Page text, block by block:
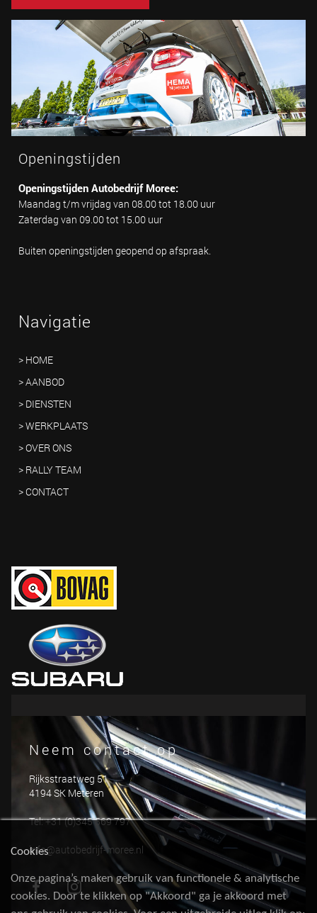
Openingstijden
Openingstijden Autobedrijf Moree:
Maandag t/m vrijdag van 08.00 tot 18.00 uur
Zaterdag van 09.00 tot 15.00 uur
Buiten openingstijden geopend op afspraak.
Navigatie
> HOME
> AANBOD
> DIENSTEN
> WERKPLAATS
> OVER ONS
> RALLY TEAM
> CONTACT
Neem contact op
Rijksstraatweg 51
4194 SK Meteren
Tel: +31 (0)345 569 797
info@autobedrijf-moree.nl
Cookies
Onze pagina’s maken gebruik van functionele & analytische
cookies. Door te klikken op "Akkoord" ga je akkoord met